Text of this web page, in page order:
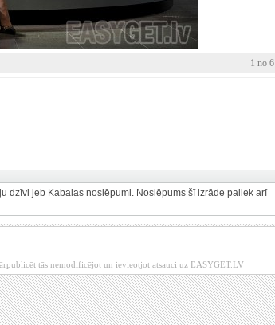
1 no 6
dzīvi jeb Kabalas noslēpumi. Noslēpums šī izrāde paliek arī
tās nemodificējot un ievieotjot atsauci uz EASYGET.LV